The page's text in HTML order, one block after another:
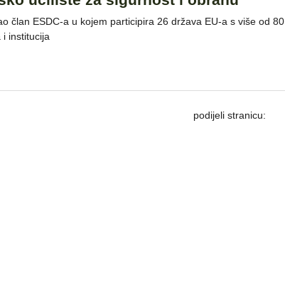
član ESDC-a u kojem participira 26 država EU-a s više od 80
i institucija
podijeli stranicu: